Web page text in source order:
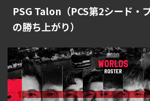
PSG Talon（PCS第2シード・
の勝ち上がり）